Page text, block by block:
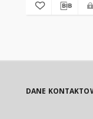
DANE